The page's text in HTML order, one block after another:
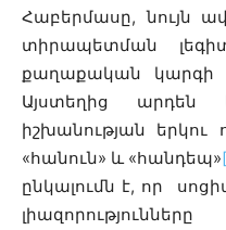
Հաբերմասը, նույն
տիրապետման
քաղաքական
Այստեղից արդեն
իշխանության երկու
«հանուն» և «հանդեպ»
ընկալումն է, որ